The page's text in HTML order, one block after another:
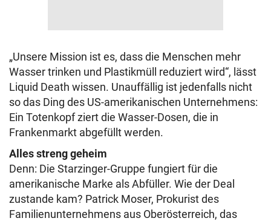
„Unsere Mission ist es, dass die Menschen mehr
Wasser trinken und Plastikmüll reduziert wird“, lässt
Liquid Death wissen. Unauffällig ist jedenfalls nicht
so das Ding des US-amerikanischen Unternehmens:
Ein Totenkopf ziert die Wasser-Dosen, die in
Frankenmarkt abgefüllt werden.
Alles streng geheim
Denn: Die Starzinger-Gruppe fungiert für die
amerikanische Marke als Abfüller. Wie der Deal
zustande kam? Patrick Moser, Prokurist des
Familienunternehmens aus Oberösterreich, das